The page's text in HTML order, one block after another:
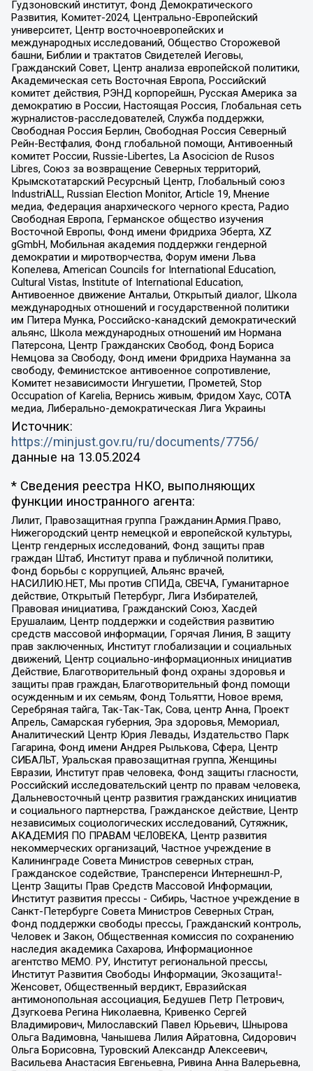
Гудзоновский институт, Фонд Демократического
Развития, Комитет-2024, Центрально-Европейский
университет, Центр восточноевропейских и
международных исследований, Общество Сторожевой
башни, Библии и трактатов Свидетелей Иеговы,
Гражданский Совет, Центр анализа европейской политики,
Академическая сеть Восточная Европа, Российский
комитет действия, РЭНД корпорейшн, Русская Америка за
демократию в России, Настоящая Россия, Глобальная сеть
журналистов-расследователей, Служба поддержки,
Свободная Россия Берлин, Свободная Россия Северный
Рейн-Вестфалия, Фонд глобальной помощи, Антивоенный
комитет России, Russie-Libertes, La Asocicion de Rusos
Libres, Союз за возвращение Северных территорий,
Крымскотатарский Ресурсный Центр, Глобальный союз
IndustriALL, Russian Election Monitor, Article 19, Мнение
медиа, Федерация анархического черного креста, Радио
Свободная Европа, Германское общество изучения
Восточной Европы, Фонд имени Фридриха Эберта, XZ
gGmbH, Мобильная академия поддержки гендерной
демократии и миротворчества, Форум имени Льва
Копелева, American Councils for International Education,
Cultural Vistas, Institute of International Education,
Антивоенное движение Антальи, Открытый диалог, Школа
международных отношений и государственной политики
им Питера Мунка, Российско-канадский демократический
альянс, Школа международных отношений им Нормана
Патерсона, Центр Гражданских Свобод, Фонд Бориса
Немцова за Свободу, Фонд имени Фридриха Науманна за
свободу, Феминистское антивоенное сопротивление,
Комитет независимости Ингушетии, Прометей, Stop
Occupation of Karelia, Вернись живым, Фридом Хаус, СОТА
медиа, Либерально-демократическая Лига Украины
Источник:
https://minjust.gov.ru/ru/documents/7756/
данные на 13.05.2024
* Сведения реестра НКО, выполняющих
функции иностранного агента:
Лилит, Правозащитная группа Гражданин.Армия.Право,
Нижегородский центр немецкой и европейской культуры,
Центр гендерных исследований, Фонд защиты прав
граждан Штаб, Институт права и публичной политики,
Фонд борьбы с коррупцией, Альянс врачей,
НАСИЛИЮ.НЕТ, Мы против СПИДа, СВЕЧА, Гуманитарное
действие, Открытый Петербург, Лига Избирателей,
Правовая инициатива, Гражданский Союз, Хасдей
Ерушалаим, Центр поддержки и содействия развитию
средств массовой информации, Горячая Линия, В защиту
прав заключенных, Институт глобализации и социальных
движений, Центр социально-информационных инициатив
Действие, Благотворительный фонд охраны здоровья и
защиты прав граждан, Благотворительный фонд помощи
осужденным и их семьям, Фонд Тольятти, Новое время,
Серебряная тайга, Так-Так-Так, Сова, центр Анна, Проект
Апрель, Самарская губерния, Эра здоровья, Мемориал,
Аналитический Центр Юрия Левады, Издательство Парк
Гагарина, Фонд имени Андрея Рылькова, Сфера, Центр
СИБАЛЬТ, Уральская правозащитная группа, Женщины
Евразии, Институт прав человека, Фонд защиты гласности,
Российский исследовательский центр по правам человека,
Дальневосточный центр развития гражданских инициатив
и социального партнерства, Гражданское действие, Центр
независимых социологических исследований, Сутяжник,
АКАДЕМИЯ ПО ПРАВАМ ЧЕЛОВЕКА, Центр развития
некоммерческих организаций, Частное учреждение в
Калининграде Совета Министров северных стран,
Гражданское содействие, Трансперенси Интернешнл-Р,
Центр Защиты Прав Средств Массовой Информации,
Институт развития прессы - Сибирь, Частное учреждение в
Санкт-Петербурге Совета Министров Северных Стран,
Фонд поддержки свободы прессы, Гражданский контроль,
Человек и Закон, Общественная комиссия по сохранению
наследия академика Сахарова, Информационное
агентство МЕМО. РУ, Институт региональной прессы,
Институт Развития Свободы Информации, Экозащита!-
Женсовет, Общественный вердикт, Евразийская
антимонопольная ассоциация, Бедушев Петр Петрович,
Дзугкоева Регина Николаевна, Кривенко Сергей
Владимирович, Милославский Павел Юрьевич, Шнырова
Ольга Вадимовна, Чанышева Лилия Айратовна, Сидорович
Ольга Борисовна, Туровский Александр Алексеевич,
Васильева Анастасия Евгеньевна, Ривина Анна Валерьевна,